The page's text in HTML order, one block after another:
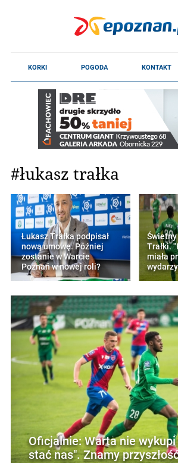
#łukasz trałka
Łukasz Trałka podpisał
nową umowę. Później
zostanie w Warcie
Poznań w nowej roli?
Trałki.
miała
Oficjalnie: Warta nie
stać nas". Znamy